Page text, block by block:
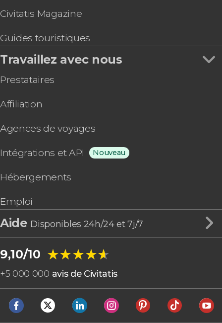
Civitatis Magazine
Guides touristiques
Travaillez avec nous
Prestataires
Affiliation
Agences de voyages
Intégrations et API Nouveau
Hébergements
Emploi
Aide Disponibles 24h/24 et 7j/7
9,10/10 ★★★★★
★★★★★
+5 000 000 avis de Civitatis